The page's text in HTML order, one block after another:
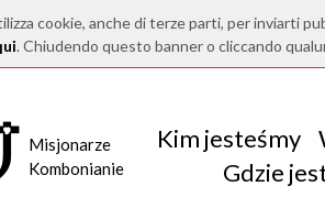
cookie, anche di terze parti, per inviarti
. Chiudendo questo banner o cliccando
Misjonarze
Kombonianie
Kim jesteśmy
Gdzie